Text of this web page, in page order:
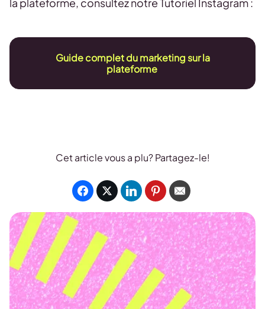
Guide complet du marketing sur la
plateforme
Cet article vous a plu? Partagez-le!